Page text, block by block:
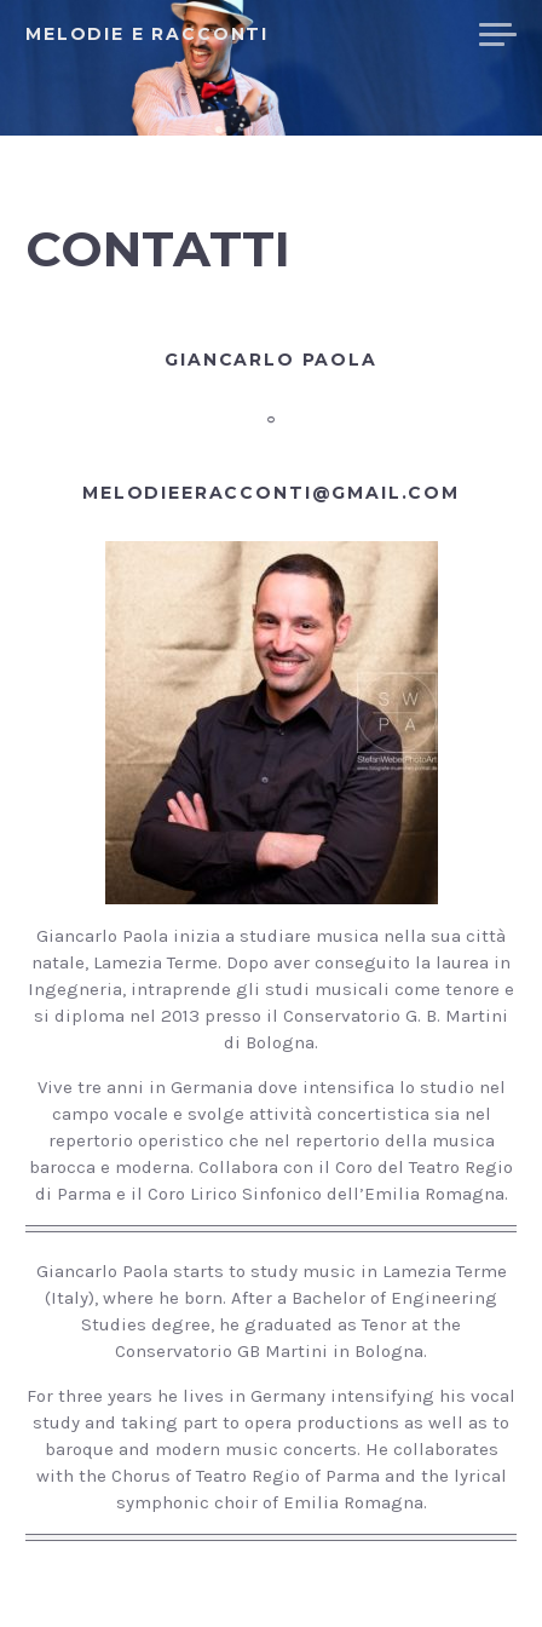
MELODIE E RACCONTI
CONTATTI
GIANCARLO PAOLA
°
MELODIEERACCONTI@GMAIL.COM
Giancarlo Paola inizia a studiare musica nella sua città
natale, Lamezia Terme. Dopo aver conseguito la laurea in
Ingegneria, intraprende gli studi musicali come tenore e
si diploma nel 2013 presso il Conservatorio G. B. Martini
di Bologna.
Vive tre anni in Germania dove intensifica lo studio nel
campo vocale e svolge attività concertistica sia nel
repertorio operistico che nel repertorio della musica
barocca e moderna. Collabora con il Coro del Teatro Regio
di Parma e il Coro Lirico Sinfonico dell’Emilia Romagna.
Giancarlo Paola starts to study music in Lamezia Terme
(Italy), where he born. After a Bachelor of Engineering
Studies degree, he graduated as Tenor at the
Conservatorio GB Martini in Bologna.
For three years he lives in Germany intensifying his vocal
study and taking part to opera productions as well as to
baroque and modern music concerts. He collaborates
with the Chorus of Teatro Regio of Parma and the lyrical
symphonic choir of Emilia Romagna.